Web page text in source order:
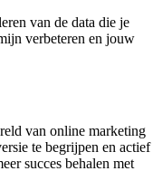
van de data die je
verbeteren en jouw
van online marketing
te begrijpen en actief
succes behalen met